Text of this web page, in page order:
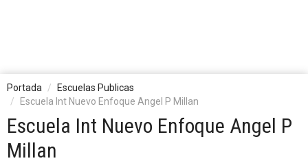
Portada
Escuelas Publicas
Escuela Int Nuevo Enfoque Angel P Millan
Escuela Int Nuevo Enfoque Angel P
Millan